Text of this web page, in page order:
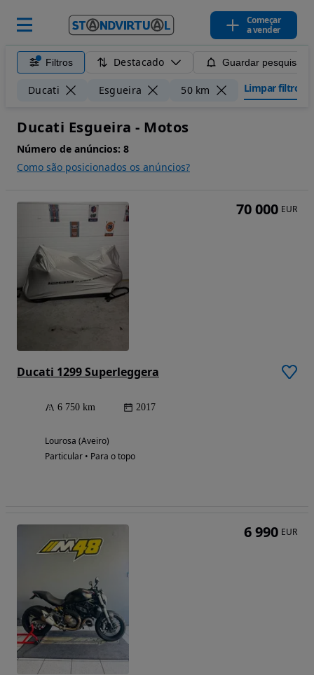
Começar
a vender
Filtros Destacado Guardar pesquisa
Ducati Esgueira 50 km Limpar filtros
Ducati Esgueira - Motos
Número de anúncios: 8
Como são posicionados os anúncios?
Ducati 1299 Superleggera
6 750 km 2017
Lourosa (Aveiro)
Particular • Para o topo
70 000 EUR
6 990 EUR